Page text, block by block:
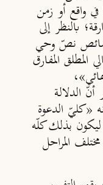
واقع أو زمن
بالنظر إلى
نصّ وحي
المطلق المفارق
»،
الدلالة
«كليّ الدعوة
بذلك كلّه
المراحل